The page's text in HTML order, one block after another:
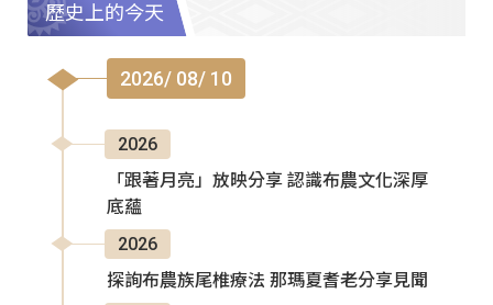
歷史上的今天
2026/ 08/ 10
2026
「跟著月亮」放映分享 認識布農文化深厚
底蘊
2026
探詢布農族尾椎療法 那瑪夏耆老分享見聞